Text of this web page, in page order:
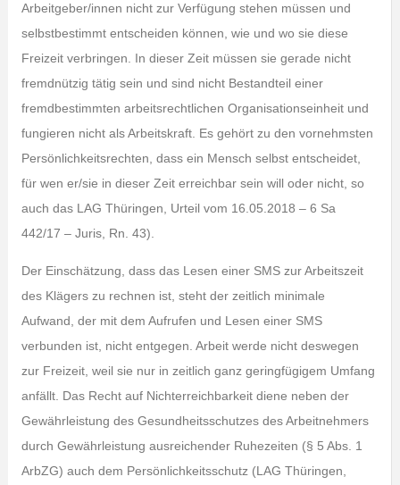
Arbeitgeber/innen nicht zur Verfügung stehen müssen und
selbstbestimmt entscheiden können, wie und wo sie diese
Freizeit verbringen. In dieser Zeit müssen sie gerade nicht
fremdnützig tätig sein und sind nicht Bestandteil einer
fremdbestimmten arbeitsrechtlichen Organisationseinheit und
fungieren nicht als Arbeitskraft. Es gehört zu den vornehmsten
Persönlichkeitsrechten, dass ein Mensch selbst entscheidet,
für wen er/sie in dieser Zeit erreichbar sein will oder nicht, so
auch das LAG Thüringen, Urteil vom 16.05.2018 – 6 Sa
442/17 – Juris, Rn. 43).
Der Einschätzung, dass das Lesen einer SMS zur Arbeitszeit
des Klägers zu rechnen ist, steht der zeitlich minimale
Aufwand, der mit dem Aufrufen und Lesen einer SMS
verbunden ist, nicht entgegen. Arbeit werde nicht deswegen
zur Freizeit, weil sie nur in zeitlich ganz geringfügigem Umfang
anfällt. Das Recht auf Nichterreichbarkeit diene neben der
Gewährleistung des Gesundheitsschutzes des Arbeitnehmers
durch Gewährleistung ausreichender Ruhezeiten (§ 5 Abs. 1
ArbZG) auch dem Persönlichkeitsschutz (LAG Thüringen,